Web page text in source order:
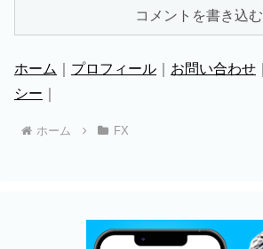
コメントを書き込む
ホーム プロフィール お問い合わせ
シー
ホーム FX